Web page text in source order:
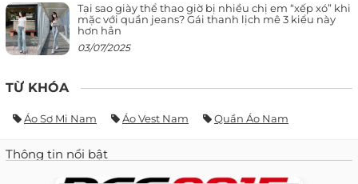
Tại sao giày thể thao giờ bị nhiều chị em “xếp xó” khi
mặc với quần jeans? Gái thanh lịch mê 3 kiểu này
hơn hẳn
03/07/2025
TỪ KHÓA
Áo Sơ Mi Nam Áo Vest Nam Quần Áo Nam
Thông tin nổi bật